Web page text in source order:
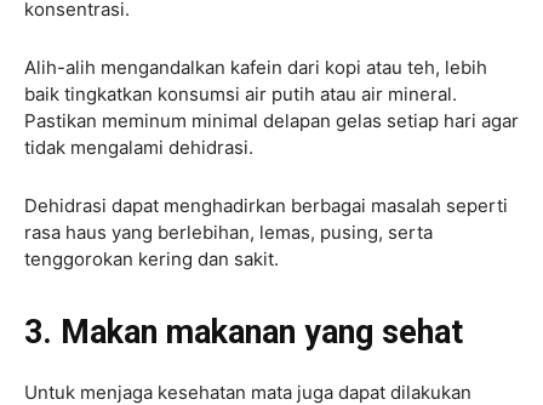
konsentrasi.
Alih-alih mengandalkan kafein dari kopi atau teh, lebih
baik tingkatkan konsumsi air putih atau air mineral.
Pastikan meminum minimal delapan gelas setiap hari agar
tidak mengalami dehidrasi.
Dehidrasi dapat menghadirkan berbagai masalah seperti
rasa haus yang berlebihan, lemas, pusing, serta
tenggorokan kering dan sakit.
3. Makan makanan yang sehat
Untuk menjaga kesehatan mata juga dapat dilakukan